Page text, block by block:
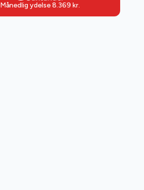
Månedlig ydelse8.369 kr.